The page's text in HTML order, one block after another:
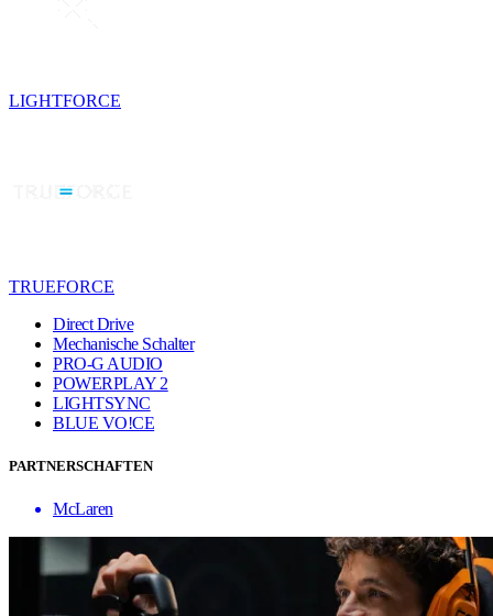
LIGHTFORCE
TRUEFORCE
Direct Drive
Mechanische Schalter
PRO-G AUDIO
POWERPLAY 2
LIGHTSYNC
BLUE VO!CE
PARTNERSCHAFTEN
McLaren